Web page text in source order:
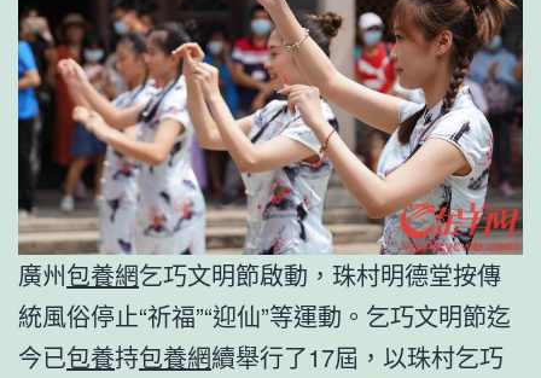
廣州包養網乞巧文明節啟動，珠村明德堂按傳
統風俗停止“祈福”“迎仙”等運動。乞巧文明節迄
今已包養持包養網續舉行了17屆，以珠村乞巧